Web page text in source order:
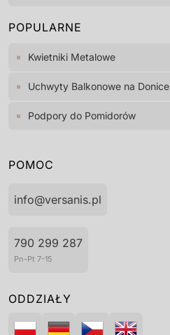
POPULARNE
Kwietniki Metalowe
Uchwyty Balkonowe na Donice
Podpory do Pomidorów
POMOC
info@versanis.pl
790 299 287
Pn-Pt 7-15
ODDZIAŁY